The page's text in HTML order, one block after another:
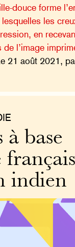
douce forme
les
en
l’image
21 août 2021,
à base
indien